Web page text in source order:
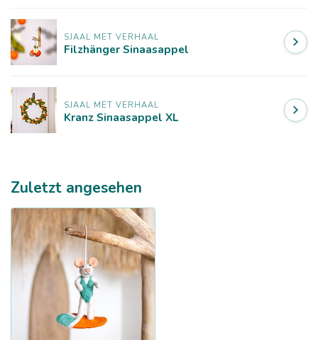
SJAAL MET VERHAAL
Filzhänger Sinaasappel
SJAAL MET VERHAAL
Kranz Sinaasappel XL
Zuletzt angesehen